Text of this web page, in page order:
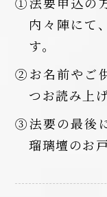
内々陣にて
す。
②お名前やご
つお読み上
③法要の最後
瑠璃壇のお